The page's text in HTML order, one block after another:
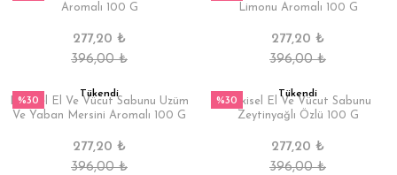
Aromalı 100 G
277,20 ₺
396,00 ₺
Limonu Aromalı 100 G
277,20 ₺
396,00 ₺
%30
Tükendi
Bitkisel El Ve Vücut Sabunu Üzüm
Ve Yaban Mersini Aromalı 100 G
277,20 ₺
396,00 ₺
%30
Tükendi
Bitkisel El Ve Vücut Sabunu
Zeytinyağlı Özlü 100 G
277,20 ₺
396,00 ₺